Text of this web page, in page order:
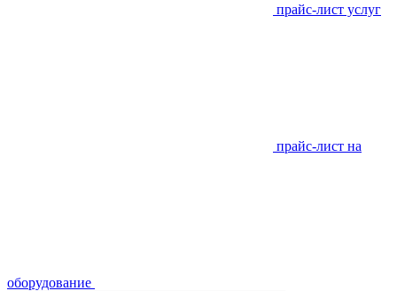
прайс-лист услуг
прайс-лист на
оборудование